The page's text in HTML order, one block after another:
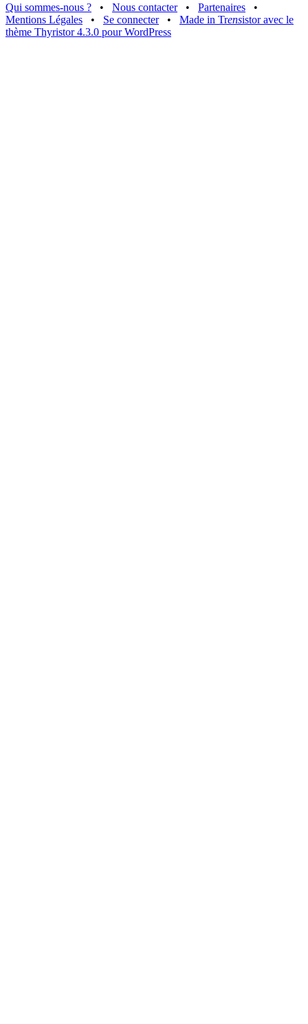
Qui sommes-nous ? • Nous contacter • Partenaires
•
Mentions Légales
• Se connecter • Made in Trensistor avec le
thème Thyristor 4.3.0 pour WordPress